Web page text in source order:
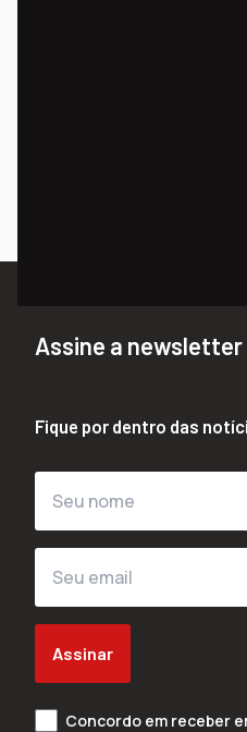
As gravações contam
regularização fundiária
sob a perspectiva dos
dificuldades cotidianas
Assine a newsletter
Fique por dentro das
Assinar
Concordo em receber